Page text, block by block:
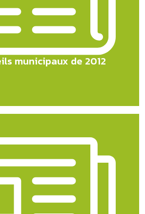
municipaux de 2012